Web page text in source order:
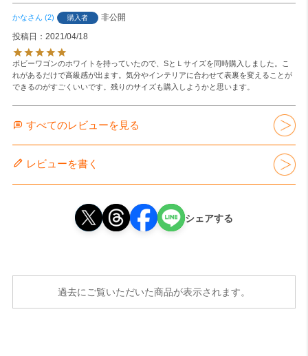
かな 2 購入者
非公開
投稿日
2021/04/18
ボビーワゴンのホワイトを持っていたので、SとＬサイズを同時購入しました。こ
れがあるだけで高級感が出ます。気分やインテリアに合わせて表裏を変えることが
できるのがすごくいいです。残りのサイズも購入しようかと思います。
すべてのレビューを見る
レビューを書く
シェアする
過去にご覧いただいた商品が表示されます。